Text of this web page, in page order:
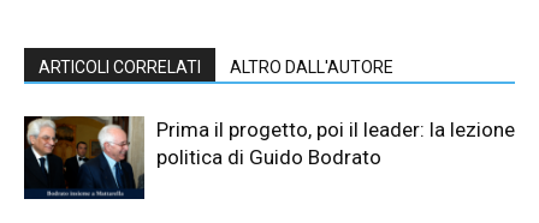
ARTICOLI CORRELATI ALTRO DALL'AUTORE
Prima il progetto, poi il leader: la lezione
politica di Guido Bodrato